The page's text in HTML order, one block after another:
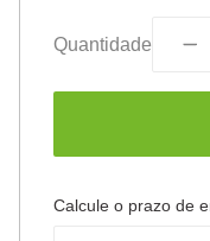
Quantidade
Calcule o prazo de